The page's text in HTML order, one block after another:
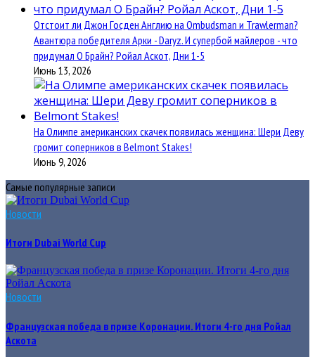
Отстоит ли Джон Госден Англию на Ombudsman и Trawlerman?
Авантюра победителя Арки - Daryz. И супербой майлеров - что
придумал О Брайн? Ройал Аскот, Дни 1-5
Июнь 13, 2026
На Олимпе американских скачек появилась женщина: Шери Деву
громит соперников в Belmont Stakes!
Июнь 9, 2026
Самые популярные записи
Новости
Итоги Dubai World Cup
Новости
Французская победа в призе Коронации. Итоги 4-го дня Ройал
Аскота